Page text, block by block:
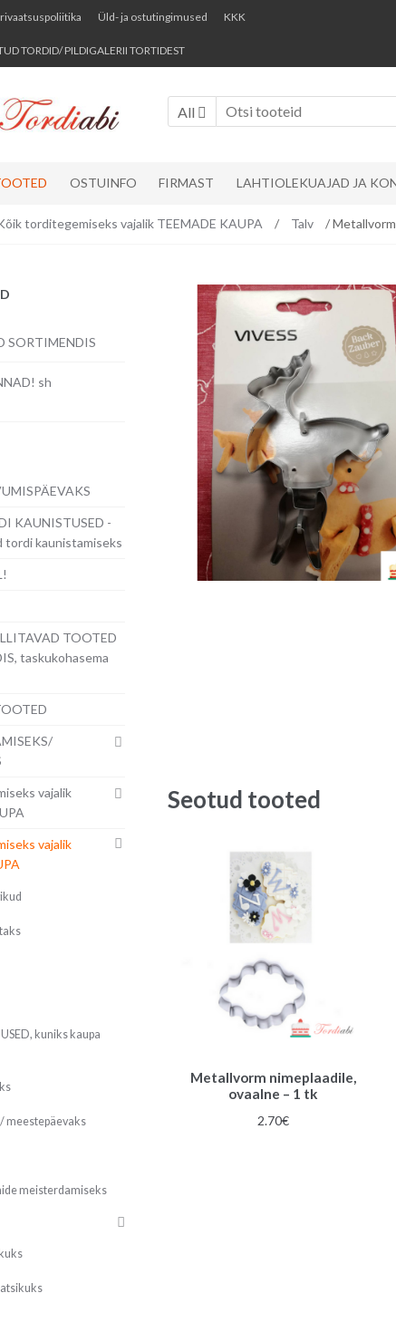
Üld- ja ostutingimused KKK
TORDID/ PILDIGALERII TORTIDEST
All
OSTUINFO FIRMAST LAHTIOLEKUAJAD JA
torditegemiseks vajalik TEEMADE KAUPA / Talv /
Seotud tooted
Metallvorm nimeplaadile,
ovaalne – 1 tk
2.70€
SORTIMENDIS
sh
KAUNISTUSED -
tordi kaunistamiseks
TOOTED
taskukohasema
vajalik
vajalik
kuniks kaupa
meestepäevaks
meisterdamiseks